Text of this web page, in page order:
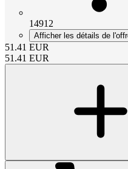
14912
Afficher les détails de
51.41 EUR
51.41 EUR